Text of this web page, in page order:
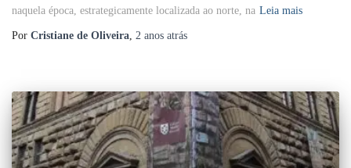
naquela época, estrategicamente localizada ao norte, na Leia mais
Por Cristiane de Oliveira 2 anos atrás